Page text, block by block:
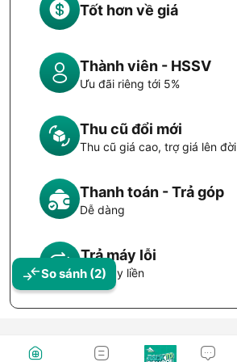
Máy bơm DS-AP07
Dây dẫn khí
Túi nhung cao cấp
Sách hướng dẫn sử dụng
✅Chứng Nhận:
⚠️Lưu Ý Khi Sử Dụng:
So sánh (2)
Tốt hơn về giá
Thành viên - HSSV
Ưu đãi riêng tới 5%
Thu cũ đổi mới
Thu cũ giá cao, trợ giá lên đời
Thanh toán - Trả góp
Dễ dàng
Trả máy lỗi
Đổi máy liền